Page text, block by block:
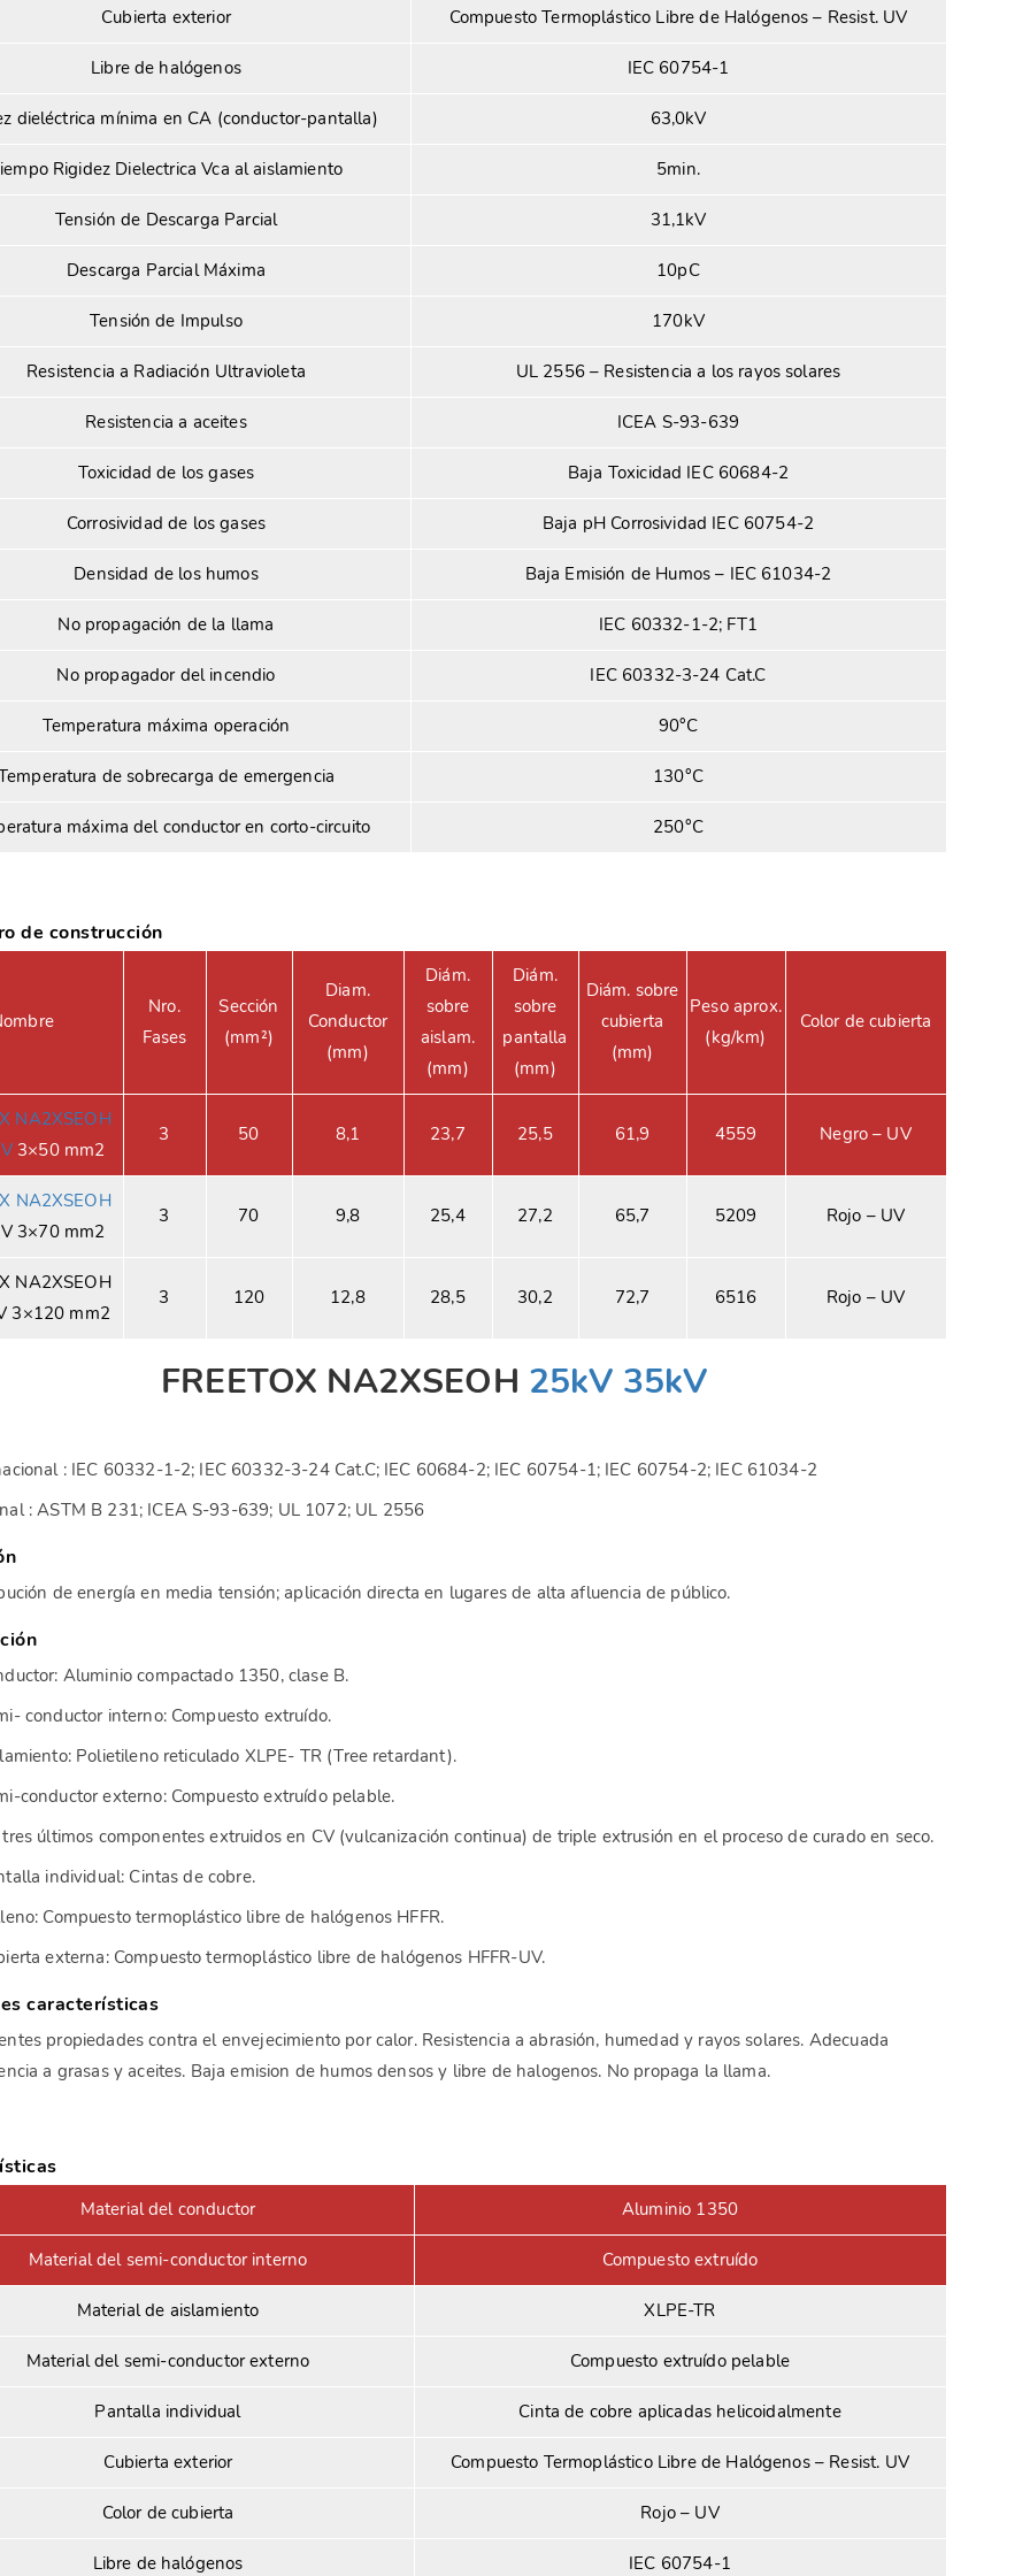
Cubierta exterior Compuesto Termoplástico Libre de Halógenos – Resist. UV
Libre de halógenos IEC 60754-1
dieléctrica mínima en CA (conductor-pantalla) 63,0kV
Rigidez Dielectrica Vca al aislamiento 5min.
Tensión de Descarga Parcial 31,1kV
Descarga Parcial Máxima 10pC
Tensión de Impulso 170kV
Resistencia a Radiación Ultravioleta UL 2556 – Resistencia a los rayos solares
Resistencia a aceites ICEA S-93-639
Toxicidad de los gases Baja Toxicidad IEC 60684-2
Corrosividad de los gases Baja pH Corrosividad IEC 60754-2
Densidad de los humos Baja Emisión de Humos – IEC 61034-2
No propagación de la llama IEC 60332-1-2; FT1
No propagador del incendio IEC 60332-3-24 Cat.C
Temperatura máxima operación 90°C
de sobrecarga de emergencia 130°C
máxima del conductor en corto-circuito 250°C
de construcción
Nro.
Fases
Sección
(mm²)
Diam.
Conductor
(mm)
Diám.
sobre
aislam.
(mm)
Diám.
sobre
pantalla
(mm)
Diám. sobre
cubierta
(mm)
Peso aprox.
(kg/km)
Color de cubierta
NA2XSEOH
3×50 mm2
3 50 8,1 23,7 25,5 61,9 4559 Negro – UV
NA2XSEOH
3×70 mm2
3 70 9,8 25,4 27,2 65,7 5209 Rojo – UV
NA2XSEOH
3×120 mm2
3 120 12,8 28,5 30,2 72,7 6516 Rojo – UV
FREETOX NA2XSEOH 25kV 35kV
: IEC 60332-1-2; IEC 60332-3-24 Cat.C; IEC 60684-2; IEC 60754-1; IEC 60754-2; IEC 61034-2
: ASTM B 231; ICEA S-93-639; UL 1072; UL 2556
de energía en media tensión; aplicación directa en lugares de alta afluencia de público.
Aluminio compactado 1350, clase B.
conductor interno: Compuesto extruído.
Polietileno reticulado XLPE- TR (Tree retardant).
conductor externo: Compuesto extruído pelable.
tres últimos componentes extruidos en CV (vulcanización continua) de triple extrusión en el proceso de curado en seco.
individual: Cintas de cobre.
Compuesto termoplástico libre de halógenos HFFR.
externa: Compuesto termoplástico libre de halógenos HFFR-UV.
características
propiedades contra el envejecimiento por calor. Resistencia a abrasión, humedad y rayos solares. Adecuada
a grasas y aceites. Baja emision de humos densos y libre de halogenos. No propaga la llama.
Material del conductor Aluminio 1350
Material del semi-conductor interno Compuesto extruído
Material de aislamiento XLPE-TR
Material del semi-conductor externo Compuesto extruído pelable
Pantalla individual Cinta de cobre aplicadas helicoidalmente
Cubierta exterior Compuesto Termoplástico Libre de Halógenos – Resist. UV
Color de cubierta Rojo – UV
Libre de halógenos IEC 60754-1